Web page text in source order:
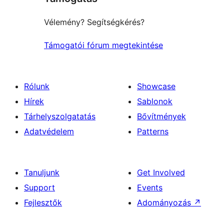
Vélemény? Segítségkérés?
Támogatói fórum megtekintése
Rólunk
Hírek
Tárhelyszolgatatás
Adatvédelem
Showcase
Sablonok
Bővítmények
Patterns
Tanuljunk
Support
Fejlesztők
Get Involved
Events
Adományozás ↗